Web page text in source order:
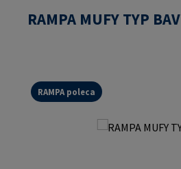
RAMPA MUFY TYP BAV
RAMPA poleca
Pomiń galerię zdjęć